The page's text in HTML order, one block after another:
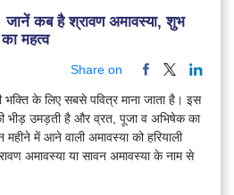
जानें कब है श्रावण अमावस्या, शुभ
महत्व
Share on
भक्ति के लिए सबसे पवित्र माना जाता है। इस
भीड़ उमड़ती है और व्रत, पूजा व अभिषेक का
महीने में आने वाली अमावस्या को हरियाली
अमावस्या या सावन अमावस्या के नाम से